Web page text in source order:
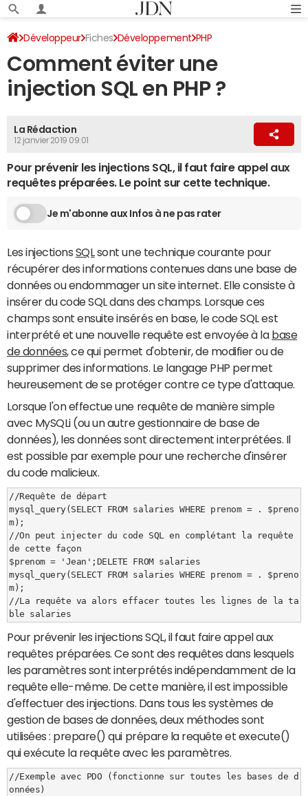
Développeur Fiches Développement PHP
Comment éviter une
injection SQL en PHP ?
La Rédaction
12 janvier 2019 09:01
Pour prévenir les injections SQL, il faut faire appel aux
requêtes préparées. Le point sur cette technique.
Je m'abonne aux Infos à ne pas rater
Les injections SQL sont une technique courante pour
récupérer des informations contenues dans une base de
données ou endommager un site internet. Elle consiste à
insérer du code SQL dans des champs. Lorsque ces
champs sont ensuite insérés en base, le code SQL est
interprété et une nouvelle requête est envoyée à la base
de données, ce qui permet d'obtenir, de modifier ou de
supprimer des informations. Le langage PHP permet
heureusement de se protéger contre ce type d'attaque.
Lorsque l'on effectue une requête de manière simple
avec MySQLi (ou un autre gestionnaire de base de
données), les données sont directement interprétées. Il
est possible par exemple pour une recherche d'insérer
du code malicieux.
//Requête de départ
mysql_query(SELECT FROM salaries WHERE prenom = . $preno
m);
//On peut injecter du code SQL en complétant la requête
de cette façon
$prenom = 'Jean';DELETE FROM salaries
mysql_query(SELECT FROM salaries WHERE prenom = . $preno
m);
//La requête va alors effacer toutes les lignes de la ta
ble salaries
Pour prévenir les injections SQL, il faut faire appel aux
requêtes préparées. Ce sont des requêtes dans lesquels
les paramètres sont interprétés indépendamment de la
requête elle-même. De cette manière, il est impossible
d'effectuer des injections. Dans tous les systèmes de
gestion de bases de données, deux méthodes sont
utilisées : prepare() qui prépare la requête et execute()
qui exécute la requête avec les paramètres.
//Exemple avec PDO (fonctionne sur toutes les bases de d
onnées)